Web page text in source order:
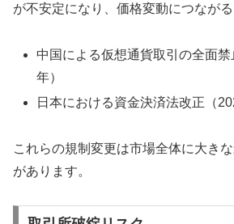
が不安定になり、価格変動につながる
中国による仮想通貨取引の全面
年）
日本における資金決済法改正（
これらの規制変更は市場全体に大き
があります。